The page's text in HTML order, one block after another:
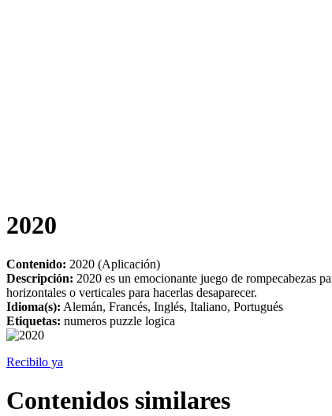
2020
Contenido: 2020 (Aplicación)
Descripción: 2020 es un emocionante juego de rompecabezas
horizontales o verticales para hacerlas desaparecer.
Idioma(s): Alemán, Francés, Inglés, Italiano, Portugués
Etiquetas: numeros puzzle logica
Recibilo ya
Contenidos similares